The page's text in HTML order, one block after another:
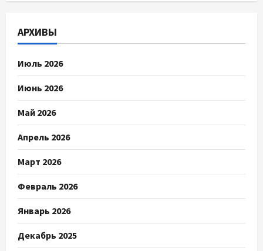
АРХИВЫ
Июль 2026
Июнь 2026
Май 2026
Апрель 2026
Март 2026
Февраль 2026
Январь 2026
Декабрь 2025